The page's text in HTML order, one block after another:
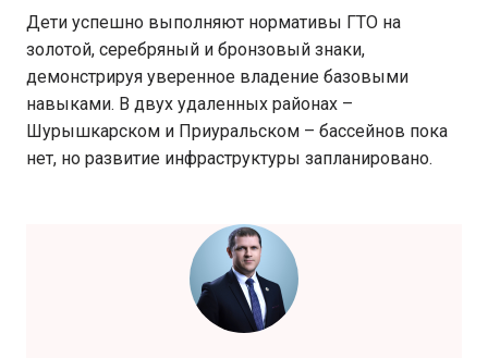
Дети успешно выполняют нормативы ГТО на
золотой, серебряный и бронзовый знаки,
демонстрируя уверенное владение базовыми
навыками. В двух удаленных районах –
Шурышкарском и Приуральском – бассейнов пока
нет, но развитие инфраструктуры запланировано.